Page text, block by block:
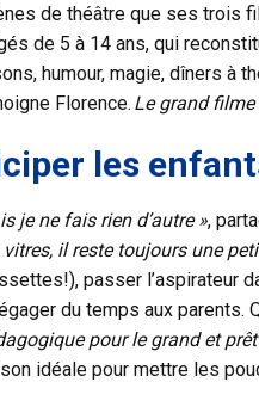
de théâtre que ses trois
de 5 à 14 ans, qui
humour, magie, dîners à
Florence. Le grand filme
les
je ne fais rien d’autre »,
il reste toujours une
passer l’aspirateur
du temps aux parents.
pour le grand et
idéale pour mettre les